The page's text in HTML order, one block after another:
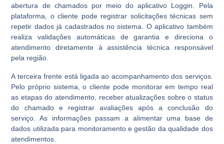
abertura de chamados por meio do aplicativo Loggin. Pela
plataforma, o cliente pode registrar solicitações técnicas sem
repetir dados já cadastrados no sistema. O aplicativo também
realiza validações automáticas de garantia e direciona o
atendimento diretamente à assistência técnica responsável
pela região.
A terceira frente está ligada ao acompanhamento dos serviços.
Pelo próprio sistema, o cliente pode monitorar em tempo real
as etapas do atendimento, receber atualizações sobre o status
do chamado e registrar avaliações após a conclusão do
serviço. As informações passam a alimentar uma base de
dados utilizada para monitoramento e gestão da qualidade dos
atendimentos.